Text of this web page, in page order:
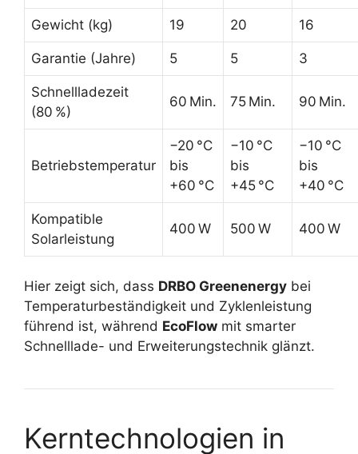
Gewicht (kg) 19 20 16
Garantie (Jahre) 5 5 3
Schnellladezeit
(80 %)
60 Min. 75 Min. 90 Min.
Betriebstemperatur
−20 °C
bis
+60 °C
−10 °C
bis
+45 °C
−10 °C
bis
+40 °C
Kompatible
Solarleistung
400 W 500 W 400 W
Hier zeigt sich, dass DRBO Greenenergy bei
Temperaturbeständigkeit und Zyklenleistung
führend ist, während EcoFlow mit smarter
Schnelllade- und Erweiterungstechnik glänzt.
Kerntechnologien in